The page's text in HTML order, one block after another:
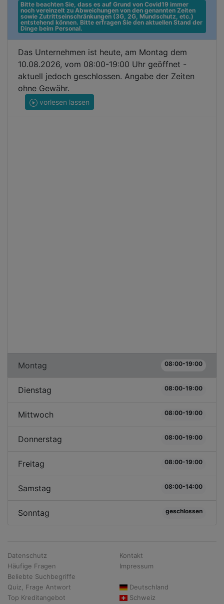
Bitte beachten Sie, dass es auf Grund von Covid19 immer
noch vereinzelt zu Abweichungen von den genannten Zeiten
sowie Zutrittseinschränkungen (3G, 2G, Mundschutz, etc.)
entstehend können. Bitte erfragen Sie den aktuellen Stand der
Dinge beim Personal.
Das Unternehmen ist heute, am Montag dem
10.08.2026, vom 08:00-19:00 Uhr geöffnet -
aktuell jedoch geschlossen. Angabe der Zeiten
ohne Gewähr.
vorlesen lassen
Montag 08:00-19:00
Dienstag 08:00-19:00
Mittwoch 08:00-19:00
Donnerstag 08:00-19:00
Freitag 08:00-19:00
Samstag 08:00-14:00
Sonntag geschlossen
Datenschutz
Häufige Fragen
Beliebte Suchbegriffe
Quiz, Frage Antwort
Top Kreditangebot
Kontakt
Impressum
Deutschland
Schweiz